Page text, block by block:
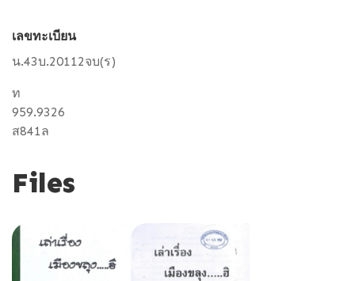
เลขทะเบียน
น.43บ.20112จบ(ร)
ท
959.9326
ส841ล
Files